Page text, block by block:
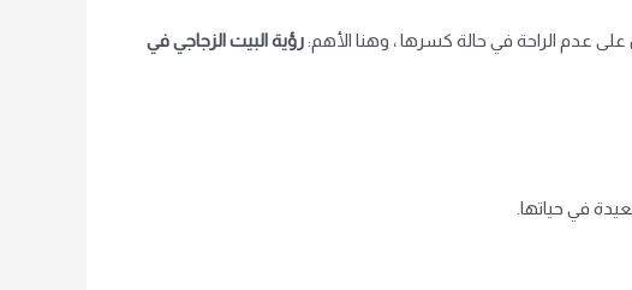
عدم الراحة في حالة كسرها ، وهنا الأهم: رؤية البيت الزجاجي في
في حياتها.